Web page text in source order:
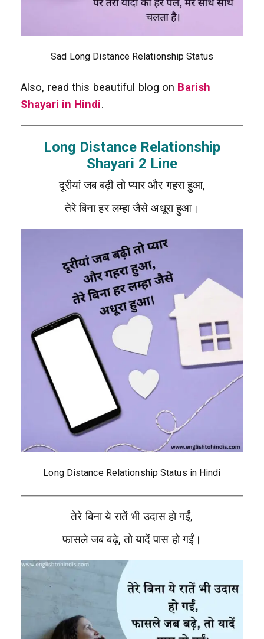
Sad Long Distance Relationship Status
Also, read this beautiful blog on Barish
Shayari in Hindi.
Long Distance Relationship
Shayari 2 Line
दूरीयां जब बढ़ी तो प्यार और गहरा हुआ,
तेरे बिना हर लम्हा जैसे अधूरा हुआ।
Long Distance Relationship Status in Hindi
तेरे बिना ये रातें भी उदास हो गईं,
फासले जब बढ़े, तो यादें पास हो गईं।